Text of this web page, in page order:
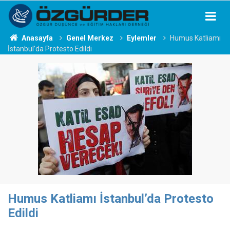
Anasayfa Genel Merkez Eylemler
Humus Katliamı
İstanbul’da Protesto Edildi
Humus Katliamı İstanbul’da Protesto
Edildi